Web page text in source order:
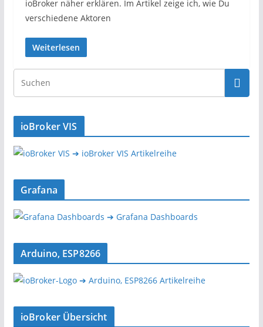
ioBroker näher erklären. Im Artikel zeige ich, wie Du
verschiedene Aktoren
Weiterlesen
ioBroker VIS
➔ ioBroker VIS Artikelreihe
Grafana
➔ Grafana Dashboards
Arduino, ESP8266
➔ Arduino, ESP8266 Artikelreihe
ioBroker Übersicht